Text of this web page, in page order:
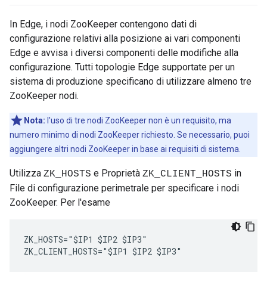
In Edge, i nodi ZooKeeper contengono dati di
configurazione relativi alla posizione ai vari componenti
Edge e avvisa i diversi componenti delle modifiche alla
configurazione. Tutti topologie Edge supportate per un
sistema di produzione specificano di utilizzare almeno tre
ZooKeeper nodi.
Nota: l'uso di tre nodi ZooKeeper non è un requisito, ma
numero minimo di nodi ZooKeeper richiesto. Se necessario, puoi
aggiungere altri nodi ZooKeeper in base ai requisiti di sistema.
Utilizza ZK_HOSTS e Proprietà ZK_CLIENT_HOSTS in
File di configurazione perimetrale per specificare i nodi
ZooKeeper. Per l'esame
ZK_HOSTS="$IP1 $IP2 $IP3"
ZK_CLIENT_HOSTS="$IP1 $IP2 $IP3"